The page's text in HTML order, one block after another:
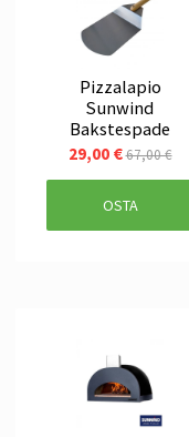
Pizzalapio
Sunwind
Bakstespade
29,00 €67,00 €
OSTA